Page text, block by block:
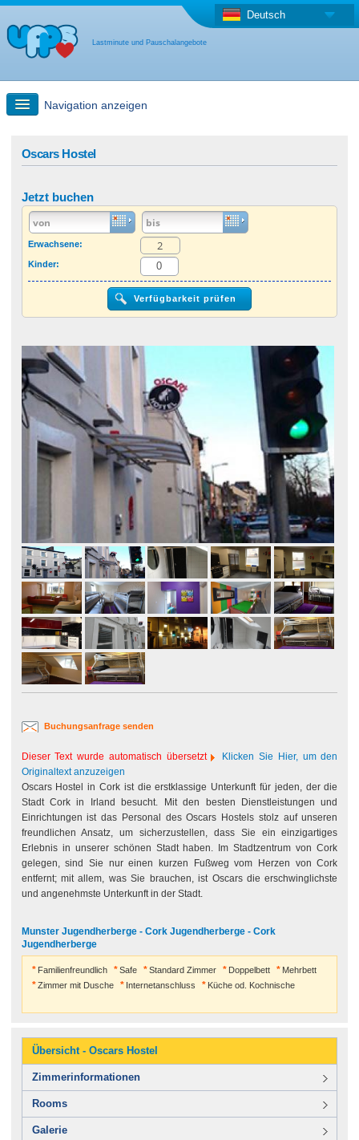
Lastminute und Pauschalangebote
Deutsch
Navigation anzeigen
Last Minute Angebot + Pauschalangebot
Anderes Land
Oscars Hostel
Jetzt buchen
Erwachsene:
Kinder:
Buchungsanfrage senden
Dieser Text wurde automatisch übersetzt
Klicken Sie Hier, um den
Originaltext anzuzeigen
Oscars Hostel in Cork ist die erstklassige Unterkunft für jeden, der die
Stadt Cork in Irland besucht. Mit den besten Dienstleistungen und
Einrichtungen ist das Personal des Oscars Hostels stolz auf unseren
freundlichen Ansatz, um sicherzustellen, dass Sie ein einzigartiges
Erlebnis in unserer schönen Stadt haben. Im Stadtzentrum von Cork
gelegen, sind Sie nur einen kurzen Fußweg vom Herzen von Cork
entfernt; mit allem, was Sie brauchen, ist Oscars die erschwinglichste
und angenehmste Unterkunft in der Stadt.
Munster Jugendherberge - Cork Jugendherberge - Cork
Jugendherberge
Familienfreundlich Safe Standard Zimmer Doppelbett
Mehrbett
Zimmer mit Dusche
Internetanschluss Küche od. Kochnische
Übersicht - Oscars Hostel
Zimmerinformationen
Rooms
Galerie